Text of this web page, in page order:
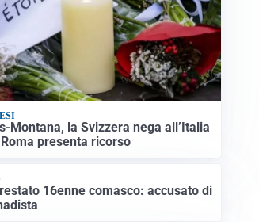
Montana, la Svizzera nega all’Italia
presenta ricorso
16enne comasco: accusato di